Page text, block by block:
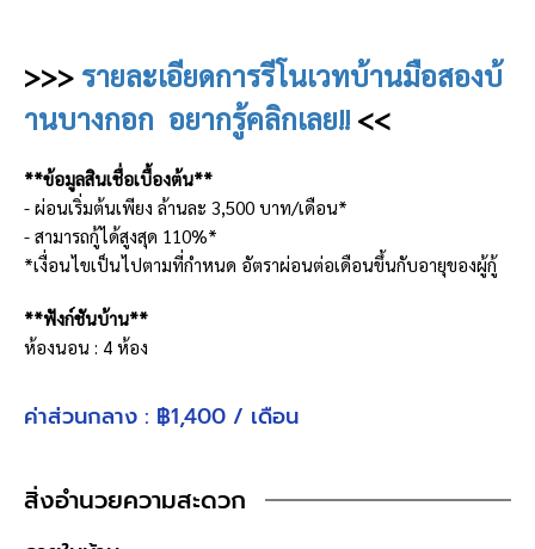
>>> รายละเอียดการรีโนเวทบ้านมือสองบ้
านบางกอก อยากรู้คลิกเลย!! <<
**ข้อมูลสินเชื่อเบื้องต้น**
- ผ่อนเริ่มต้นเพียง ล้านละ 3,500 บาท/เดือน*
- สามารถกู้ได้สูงสุด 110%*
*เงื่อนไขเป็นไปตามที่กำหนด อัตราผ่อนต่อเดือนขึ้นกับอายุของผู้กู้
**ฟังก์ชันบ้าน**
ห้องนอน : 4 ห้อง
จำนวนชั้น : 2 ชั้น
งานระบบ
ระบบน้ำ
- ท่อเมนประปาภายนอกอาคาร
ค่าส่วนกลาง : ฿1,400 / เดือน
สิ่งอำนวยความสะดวก